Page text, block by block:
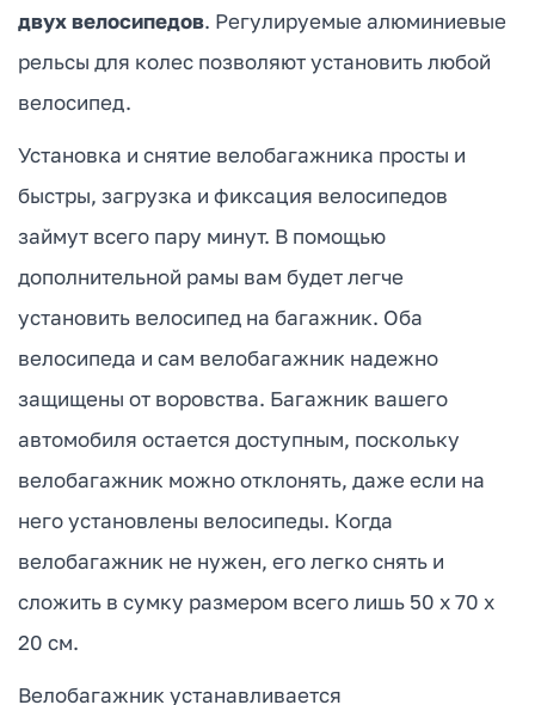
двух велосипедов. Регулируемые алюминиевые
рельсы для колес позволяют установить любой
велосипед.
Установка и снятие велобагажника просты и
быстры, загрузка и фиксация велосипедов
займут всего пару минут. В помощью
дополнительной рамы вам будет легче
установить велосипед на багажник. Оба
велосипеда и сам велобагажник надежно
защищены от воровства. Багажник вашего
автомобиля остается доступным, поскольку
велобагажник можно отклонять, даже если на
него установлены велосипеды. Когда
велобагажник не нужен, его легко снять и
сложить в сумку размером всего лишь 50 x 70 x
20 см.
Велобагажник устанавливается